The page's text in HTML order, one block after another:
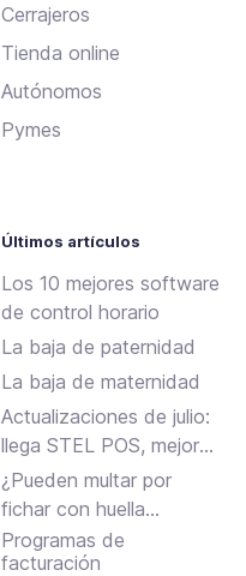
Cerrajeros
Tienda online
Autónomos
Pymes
Últimos artículos
Los 10 mejores software
de control horario
La baja de paternidad
La baja de maternidad
Actualizaciones de julio:
llega STEL POS, mejoras
en Assistant, albaranes
en Inbox y más
¿Pueden multar por
fichar con huella
dactilar?
Programas de
facturación